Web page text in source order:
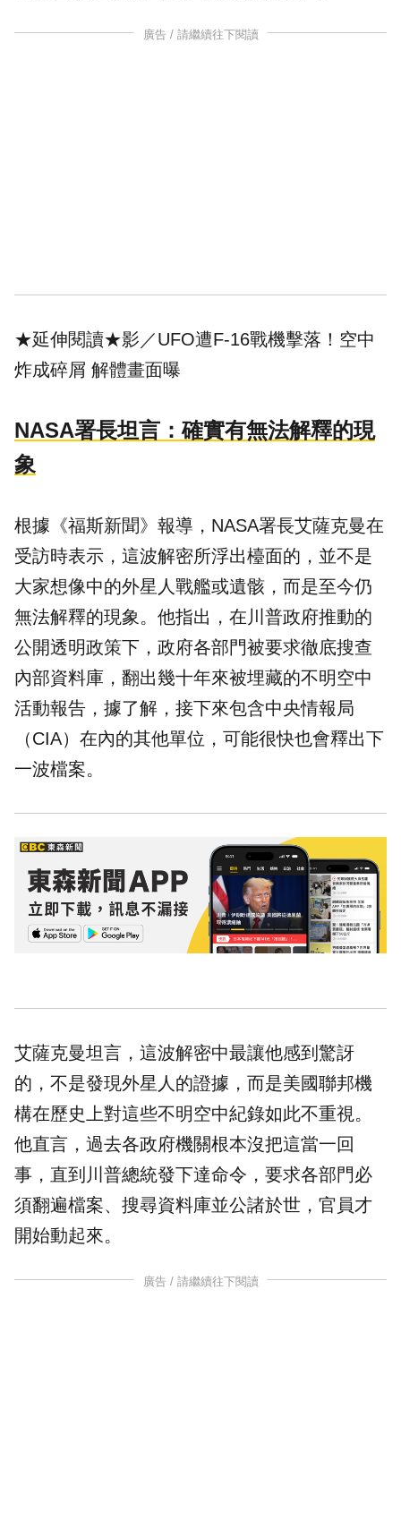
廣告 / 請繼續往下閱讀
★延伸閱讀★影／UFO遭F-16戰機擊落！空中
炸成碎屑 解體畫面曝
NASA署長坦言：確實有無法解釋的現
象
根據《福斯新聞》報導，NASA署長艾薩克曼在
受訪時表示，這波解密所浮出檯面的，並不是
大家想像中的外星人戰艦或遺骸，而是至今仍
無法解釋的現象。他指出，在川普政府推動的
公開透明政策下，政府各部門被要求徹底搜查
內部資料庫，翻出幾十年來被埋藏的不明空中
活動報告，據了解，接下來包含中央情報局
（CIA）在內的其他單位，可能很快也會釋出下
一波檔案。
艾薩克曼坦言，這波解密中最讓他感到驚訝
的，不是發現外星人的證據，而是美國聯邦機
構在歷史上對這些不明空中紀錄如此不重視。
他直言，過去各政府機關根本沒把這當一回
事，直到川普總統發下達命令，要求各部門必
須翻遍檔案、搜尋資料庫並公諸於世，官員才
開始動起來。
廣告 / 請繼續往下閱讀